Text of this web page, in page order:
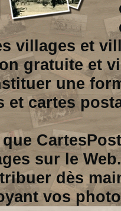
villages et
gratuite et
une
et cartes
sur le Web.
dès
vos